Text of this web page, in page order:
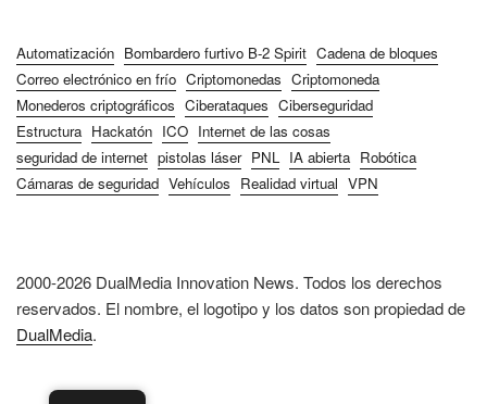
Automatización Bombardero furtivo B-2 Spirit Cadena de bloques
Correo electrónico en frío Criptomonedas Criptomoneda
Monederos criptográficos Ciberataques Ciberseguridad
Estructura Hackatón ICO Internet de las cosas
seguridad de internet pistolas láser PNL IA abierta Robótica
Cámaras de seguridad Vehículos Realidad virtual VPN
2000-2026 DualMedia Innovation News. Todos los derechos
reservados. El nombre, el logotipo y los datos son propiedad de
DualMedia.